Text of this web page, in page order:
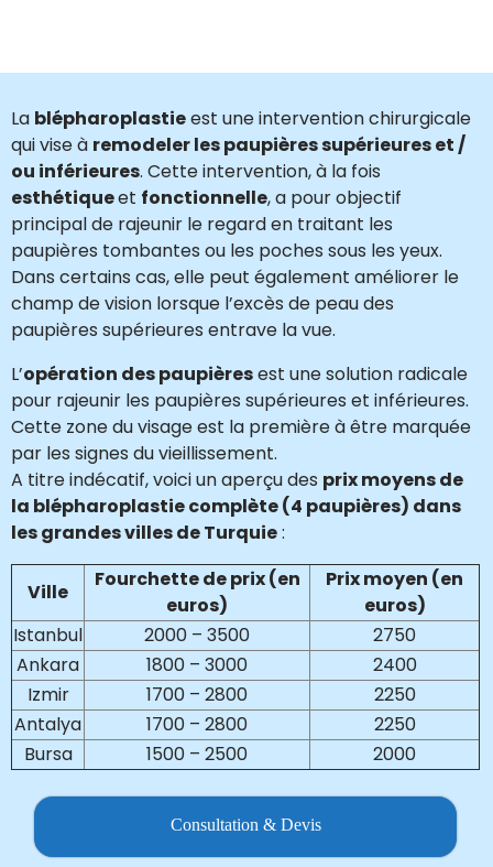
La blépharoplastieest une intervention chirurgicale
qui vise à remodeler les paupières supérieures et /
ou inférieures. Cette intervention, à la fois
esthétiqueet fonctionnelle, a pour objectif
principal de rajeunir le regard en traitant les
paupières tombantes ou les poches sous les yeux.
Dans certains cas, elle peut également améliorer le
champ de vision lorsque l’excès de peau des
paupières supérieures entrave la vue.
L’opération des paupièresest une solution radicale
pour rajeunir les paupières supérieures et inférieures.
Cette zone du visage est la première à être marquée
par les signes du vieillissement.
A titre indécatif, voici un aperçu des prix moyens de
la blépharoplastie complète (4 paupières) dans
les grandes villes de Turquie:
Ville
Fourchette de prix (en
euros)
Prix moyen (en
euros)
Istanbul
2000 – 3500
2750
Ankara
1800 – 3000
2400
Izmir
1700 – 2800
2250
Antalya
1700 – 2800
2250
Bursa
1500 – 2500 2000
Consultation & Devis